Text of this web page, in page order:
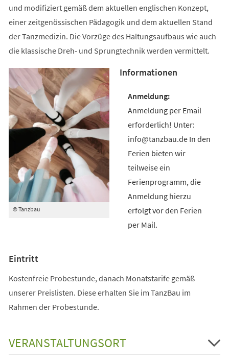
und modifiziert gemäß dem aktuellen englischen Konzept,
einer zeitgenössischen Pädagogik und dem aktuellen Stand
der Tanzmedizin. Die Vorzüge des Haltungsaufbaus wie auch
die klassische Dreh- und Sprungtechnik werden vermittelt.
© Tanzbau
Informationen
Anmeldung per Email
erforderlich! Unter:
info@tanzbau.de In den
Ferien bieten wir
teilweise ein
Ferienprogramm, die
Anmeldung hierzu
erfolgt vor den Ferien
per Mail.
Eintritt
Kostenfreie Probestunde, danach Monatstarife gemäß
unserer Preislisten. Diese erhalten Sie im TanzBau im
Rahmen der Probestunde.
VERANSTALTUNGSORT